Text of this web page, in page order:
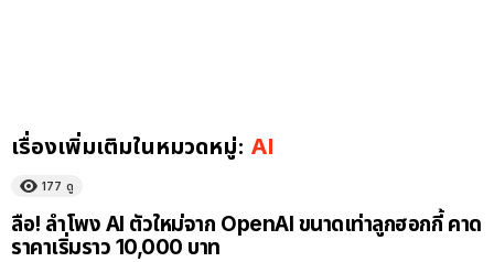
เรื่องเพิ่มเติมในหมวดหมู่: AI
177 ดู
ลือ! ลำโพง AI ตัวใหม่จาก OpenAI ขนาดเท่าลูกฮอกกี้ คาด
ราคาเริ่มราว 10,000 บาท